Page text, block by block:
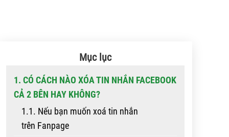
Mục lục
1. CÓ CÁCH NÀO XÓA TIN NHẮN FACEBOOK
CẢ 2 BÊN HAY KHÔNG?
1.1. Nếu bạn muốn xoá tin nhắn
trên Fanpage